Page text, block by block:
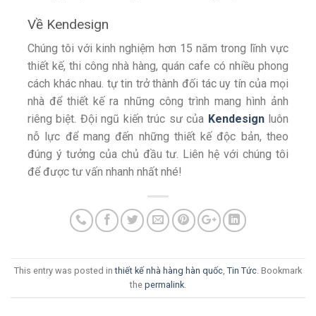
Về Kendesign
Chúng tôi với kinh nghiệm hơn 15 năm trong lĩnh vực
thiết kế, thi công nhà hàng, quán cafe có nhiều phong
cách khác nhau. tự tin trở thành đối tác uy tín của mọi
nhà để thiết kế ra những công trình mang hình ảnh
riêng biệt. Đội ngũ kiến trúc sư của Kendesignluôn
nỗ lực để mang đến những thiết kế độc bản, theo
đúng ý tưởng của chủ đầu tư. Liên hệ với chúng tôi
để được tư vấn nhanh nhất nhé!
This entry was posted inthiết kế nhà hàng hàn quốc Tin Tức . Bookmark
the permalink